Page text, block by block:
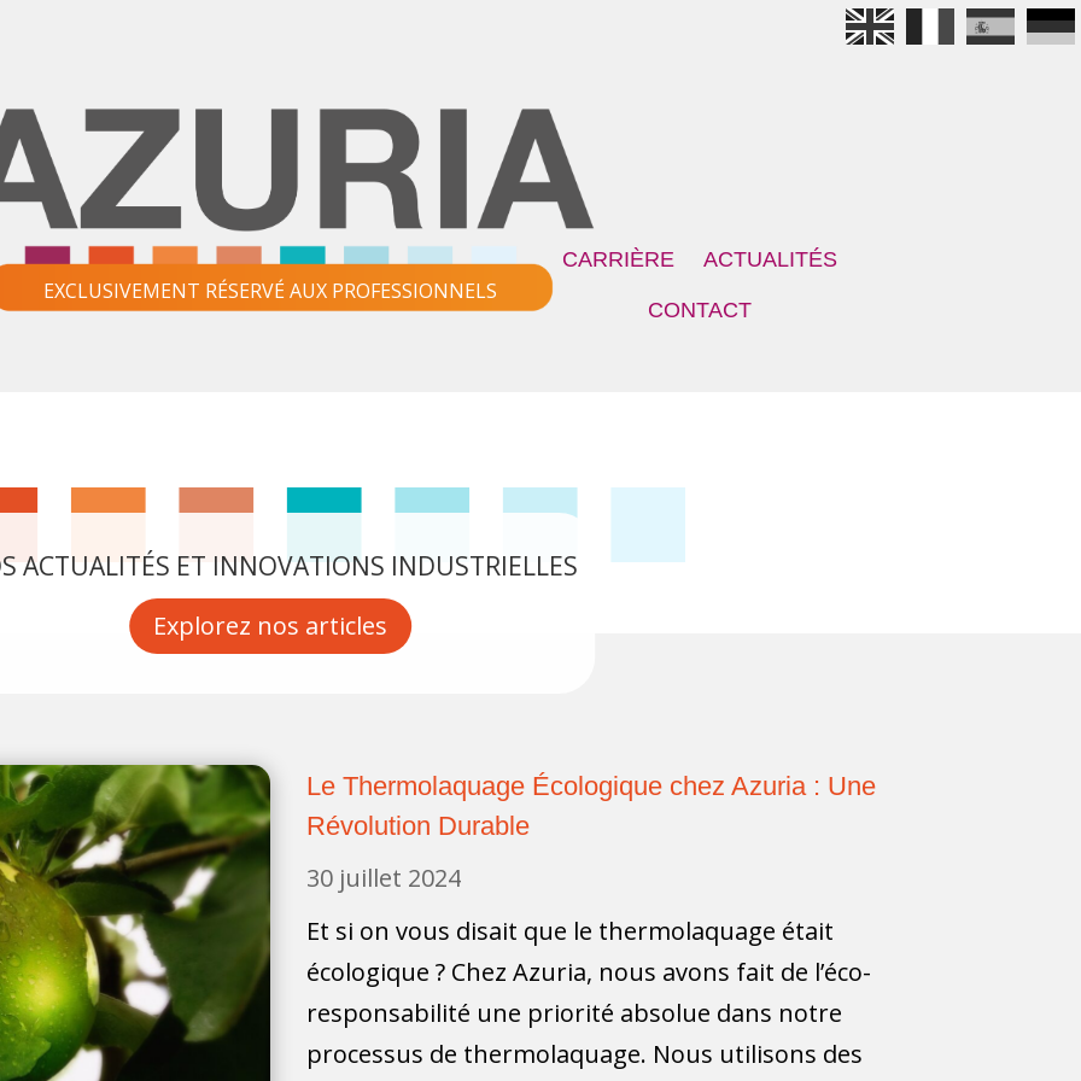
EXCLUSIVEMENT RÉSERVÉ AUX PROFESSIONNELS
CARRIÈRE ACTUALITÉS
CONTACT
ACTUALITÉS ET INNOVATIONS INDUSTRIELLES
Explorez nos articles
Le Thermolaquage Écologique chez Azuria : Une
Révolution Durable
30 juillet 2024
Et si on vous disait que le thermolaquage était
écologique ? Chez Azuria, nous avons fait de l’éco-
responsabilité une priorité absolue dans notre
processus de thermolaquage. Nous utilisons des